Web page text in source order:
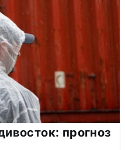
прогноз